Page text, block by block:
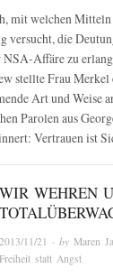
mit welchen
versucht, die
NSA-Affäre zu
stellte Frau Merkel
Art und Weise
Parolen aus
Vertrauen ist
WIR WEHREN
2013/11/21 · by Maren
Freiheit statt Angst